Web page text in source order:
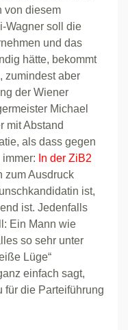
von diesem
Wagner soll die
und das
hätte, bekommt
zumindest aber
der Wiener
Michael
mit Abstand
als dass gegen
In der ZiB2
zum Ausdruck
ist,
ist. Jedenfalls
Ein Mann wie
so sehr unter
Lüge“
einfach sagt,
für die Parteiführung